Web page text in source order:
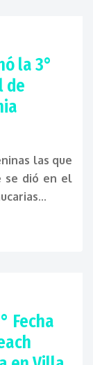
la 3°
de
las que
se dió en el
Fecha